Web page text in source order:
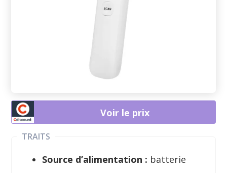
TRAITS
Source d’alimentation : batterie
Voir le prix